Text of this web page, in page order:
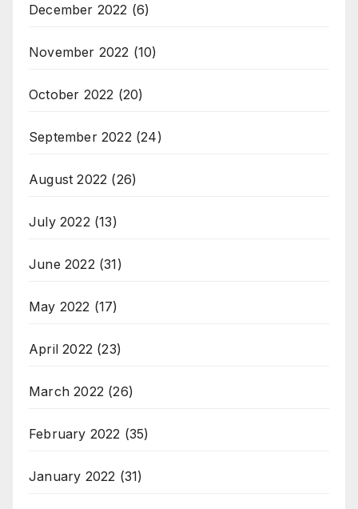
December 2022 (6)
November 2022 (10)
October 2022 (20)
September 2022 (24)
August 2022 (26)
July 2022 (13)
June 2022 (31)
May 2022 (17)
April 2022 (23)
March 2022 (26)
February 2022 (35)
January 2022 (31)